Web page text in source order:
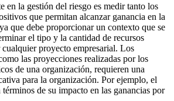
en la gestión del riesgo es medir tanto los
que permitan alcanzar ganancia en la
que debe proporcionar un contexto que se
el tipo y la cantidad de recursos
cualquier proyecto empresarial. Los
las proyecciones realizadas por los
de una organización, requieren una
para la organización. Por ejemplo, el
de su impacto en las ganancias por